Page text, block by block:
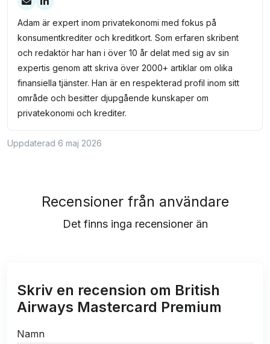
Adam är expert inom privatekonomi med fokus på
konsumentkrediter och kreditkort. Som erfaren skribent
och redaktör har han i över 10 år delat med sig av sin
expertis genom att skriva över 2000+ artiklar om olika
finansiella tjänster. Han är en respekterad profil inom sitt
område och besitter djupgående kunskaper om
privatekonomi och krediter.
Uppdaterad 6 maj 2026
Recensioner från användare
Det finns inga recensioner än
Skriv en recension om British
Airways Mastercard Premium
Namn